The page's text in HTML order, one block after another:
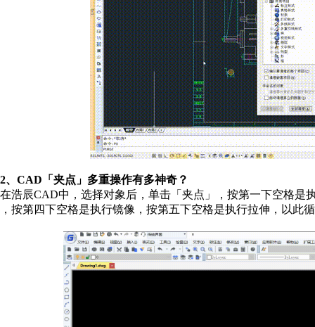
2、CAD「夹点」多重操作有多神奇？
在浩辰CAD中，选择对象后，单击「夹点」，按第一下空格是
，按第四下空格是执行镜像，按第五下空格是执行拉伸，以此